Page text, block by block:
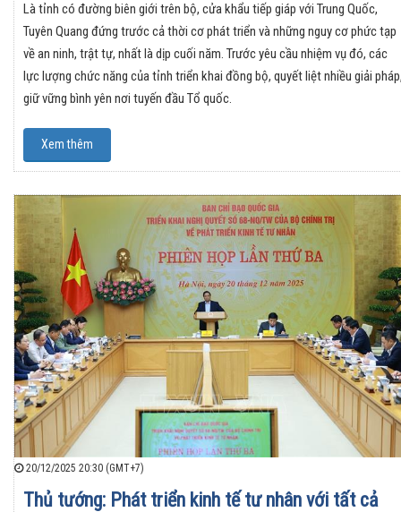
Là tỉnh có đường biên giới trên bộ, cửa khẩu tiếp giáp với Trung Quốc,
Tuyên Quang đứng trước cả thời cơ phát triển và những nguy cơ phức tạp
về an ninh, trật tự, nhất là dịp cuối năm. Trước yêu cầu nhiệm vụ đó, các
lực lượng chức năng của tỉnh triển khai đồng bộ, quyết liệt nhiều giải
giữ vững bình yên nơi tuyến đầu Tổ quốc.
Xem thêm
20/12/2025 20:30 (GMT+7)
Thủ tướng: Phát triển kinh tế tư nhân với tất cả